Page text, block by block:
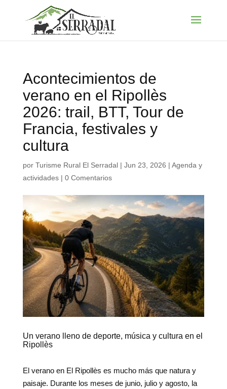
Acontecimientos de
verano en el Ripollès
2026: trail, BTT, Tour de
Francia, festivales y
cultura
por Turisme Rural El Serradal| Jun 23, 2026 | Agenda y
actividades| 0 Comentarios
Un verano lleno de deporte, música y cultura en el
Ripollès
El verano en El Ripollès es mucho más que natura y
paisaje. Durante los meses de junio, julio y agosto, la